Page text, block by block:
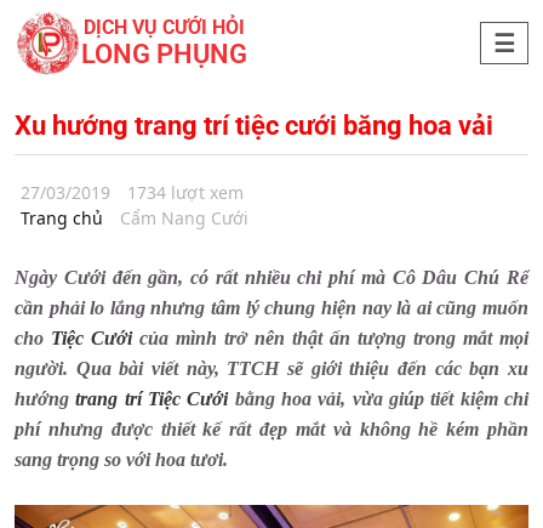
DỊCH VỤ CƯỚI HỎI
LONG PHỤNG
Xu hướng trang trí tiệc cưới băng hoa vải
27/03/2019
1734 lượt xem
Trang chủ
Cẩm Nang Cưới
Ngày Cưới đến gần, có rất nhiều chi phí mà Cô Dâu Chú Rể
cần phải lo lắng nhưng tâm lý chung hiện nay là ai cũng muốn
cho Tiệc Cướicủa mình trở nên thật ấn tượng trong mắt mọi
người. Qua bài viết này, TTCH sẽ giới thiệu đến các bạn xu
hướngtrang trí Tiệc Cướibằng hoa vải, vừa giúp tiết kiệm chi
phí nhưng được thiết kế rất đẹp mắt và không hề kém phần
sang trọng so với hoa tươi.